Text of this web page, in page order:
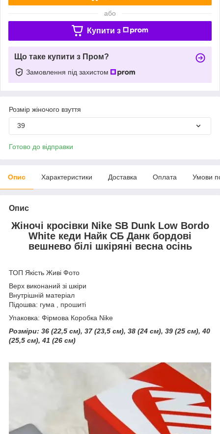
або
Купити з
Що таке купити з Пром?
Замовлення під захистом
Розмір жіночого взуття
39
Готово до відправки
Опис Характеристики Доставка Оплата Умови
Опис
Жіночі кросівки Nike SB Dunk Low Bordo
White кеди Найк СБ Данк бордові
вешнево білі шкіряні весна осінь
ТОП Якість Живі Фото
Верх виконаний зі шкіри
Внутрішній матеріал
Підошва: гума , прошиті
Упаковка: Фірмова Коробка Nike
Розміри: 36 (22,5 см), 37 (23,5 см), 38 (24 см), 39 (25 см), 40
(25,5 см), 41 (26 см)